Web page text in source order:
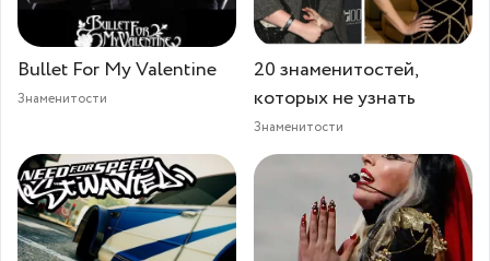
Bullet For My Valentine
Знаменитости
20 знаменитостей,
которых не узнать
Знаменитости